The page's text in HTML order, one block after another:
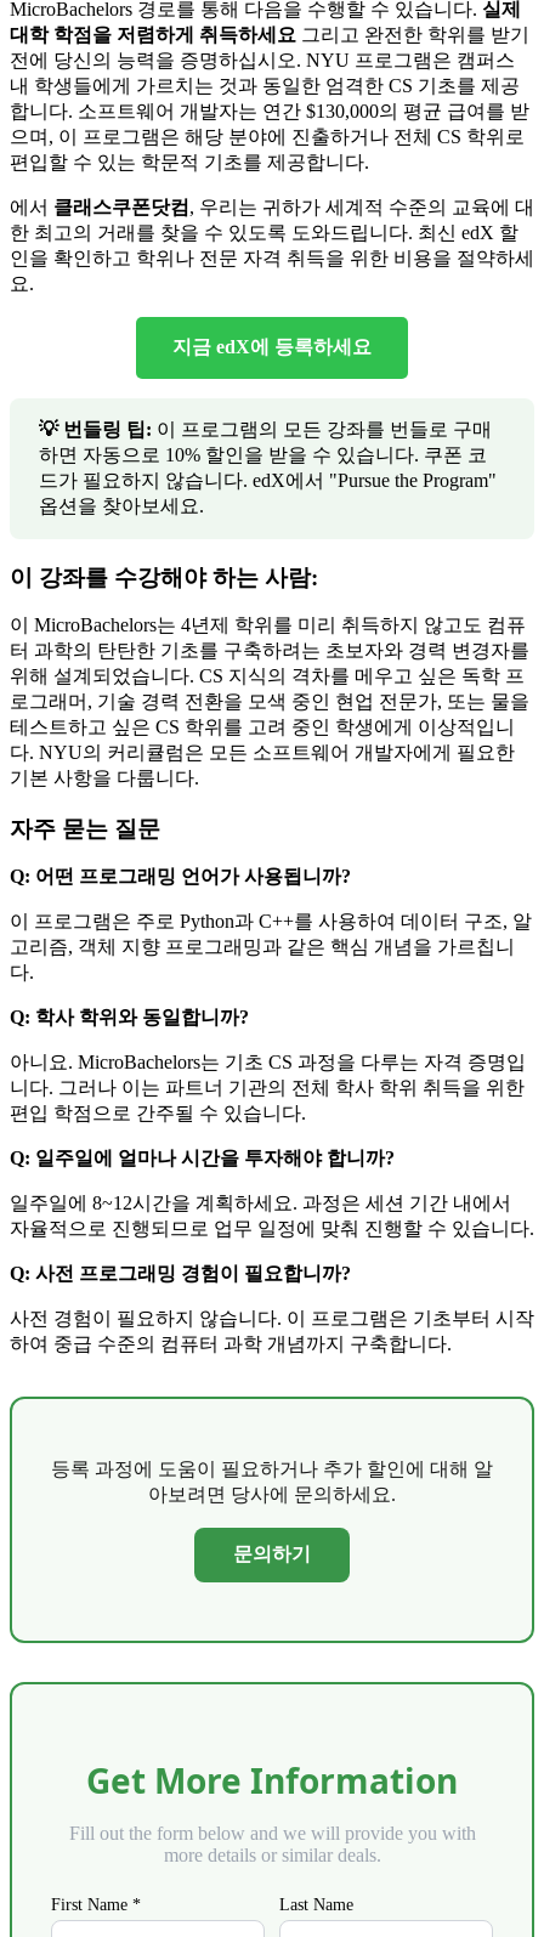
MicroBachelors 경로를 통해 다음을 수행할 수 있습니다. 실제
대학 학점을 저렴하게 취득하세요 그리고 완전한 학위를 받기
전에 당신의 능력을 증명하십시오. NYU 프로그램은 캠퍼스
내 학생들에게 가르치는 것과 동일한 엄격한 CS 기초를 제공
합니다. 소프트웨어 개발자는 연간 $130,000의 평균 급여를 받
으며, 이 프로그램은 해당 분야에 진출하거나 전체 CS 학위로
편입할 수 있는 학문적 기초를 제공합니다.
에서 클래스쿠폰닷컴 , 우리는 귀하가 세계적 수준의 교육에 대
한 최고의 거래를 찾을 수 있도록 도와드립니다. 최신 edX 할
인을 확인하고 학위나 전문 자격 취득을 위한 비용을 절약하세
요.
지금 edX에 등록하세요
💡 번들링 팁: 이 프로그램의 모든 강좌를 번들로 구매
하면 자동으로 10% 할인을 받을 수 있습니다. 쿠폰 코
드가 필요하지 않습니다. edX에서 "Pursue the Program"
옵션을 찾아보세요.
이 강좌를 수강해야 하는 사람:
이 MicroBachelors는 4년제 학위를 미리 취득하지 않고도 컴퓨
터 과학의 탄탄한 기초를 구축하려는 초보자와 경력 변경자를
위해 설계되었습니다. CS 지식의 격차를 메우고 싶은 독학 프
로그래머, 기술 경력 전환을 모색 중인 현업 전문가, 또는 물을
테스트하고 싶은 CS 학위를 고려 중인 학생에게 이상적입니
다. NYU의 커리큘럼은 모든 소프트웨어 개발자에게 필요한
기본 사항을 다룹니다.
자주 묻는 질문
Q: 어떤 프로그래밍 언어가 사용됩니까?
이 프로그램은 주로 Python과 C++를 사용하여 데이터 구조, 알
고리즘, 객체 지향 프로그래밍과 같은 핵심 개념을 가르칩니
다.
Q: 학사 학위와 동일합니까?
아니요. MicroBachelors는 기초 CS 과정을 다루는 자격 증명입
니다. 그러나 이는 파트너 기관의 전체 학사 학위 취득을 위한
편입 학점으로 간주될 수 있습니다.
Q: 일주일에 얼마나 시간을 투자해야 합니까?
일주일에 8~12시간을 계획하세요. 과정은 세션 기간 내에서
자율적으로 진행되므로 업무 일정에 맞춰 진행할 수 있습니다.
Q: 사전 프로그래밍 경험이 필요합니까?
사전 경험이 필요하지 않습니다. 이 프로그램은 기초부터 시작
하여 중급 수준의 컴퓨터 과학 개념까지 구축합니다.
등록 과정에 도움이 필요하거나 추가 할인에 대해 알
아보려면 당사에 문의하세요.
문의하기
Get More Information
Fill out the form below and we will provide you with
more details or similar deals.
First Name * Last Name